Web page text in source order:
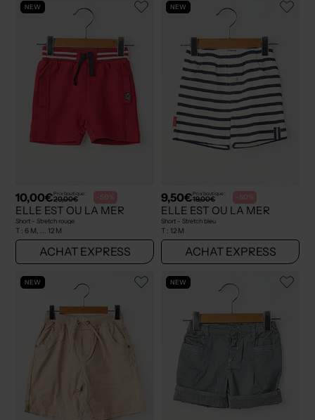
NEW
10,00€Prix boutique :
20,00€ -50%
ELLE EST OU LA MER
Short - Stretch rouge
T : 6 M, ... 12 M
ACHAT EXPRESS
NEW
9,50€Prix boutique :
19,00€ -50%
ELLE EST OU LA MER
Short - Stretch bleu
T : 12 M
ACHAT EXPRESS
NEW NEW